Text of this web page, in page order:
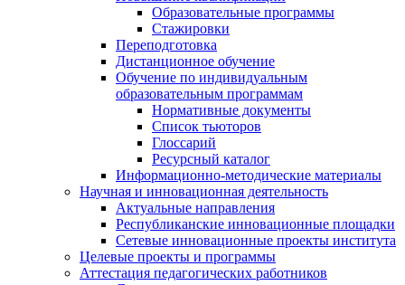
Образовательные программы
Стажировки
Переподготовка
Дистанционное обучение
Обучение по индивидуальным
образовательным программам
Нормативные документы
Список тьюторов
Глоссарий
Ресурсный каталог
Информационно-методические материалы
Научная и инновационная деятельность
Актуальные направления
Республиканские инновационные площадки
Сетевые инновационные проекты института
Целевые проекты и программы
Аттестация педагогических работников